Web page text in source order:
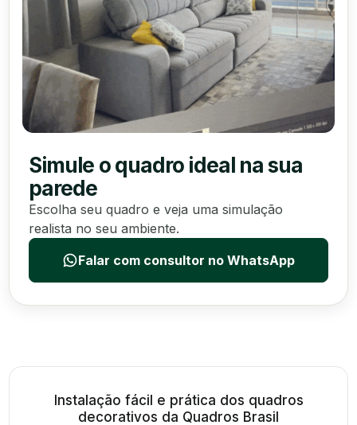
Simule o quadro ideal na sua
parede
Escolha seu quadro e veja uma simulação
realista no seu ambiente.
Falar com consultor no WhatsApp
Instalação fácil e prática dos quadros
decorativos da Quadros Brasil